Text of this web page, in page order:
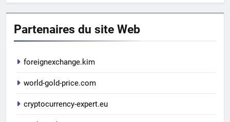
Partenaires du site Web
foreignexchange.kim
world-gold-price.com
cryptocurrency-expert.eu